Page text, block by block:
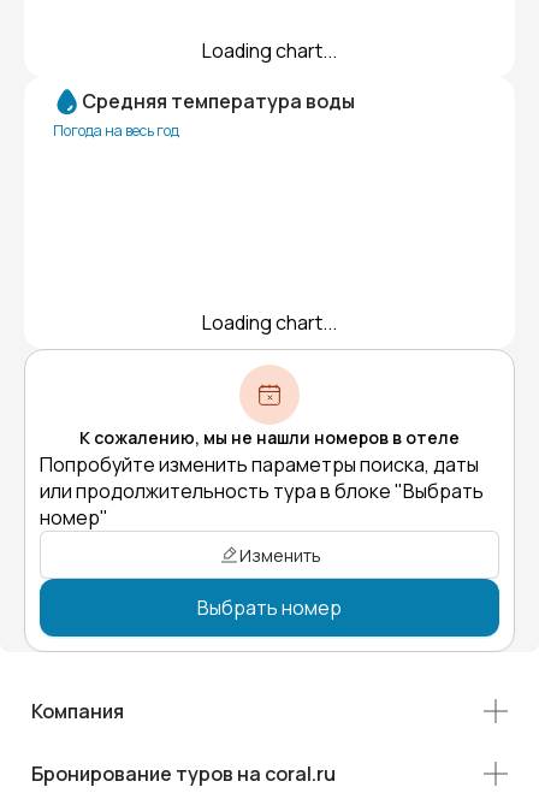
Loading chart...
Средняя температура воды
Погода на весь год
Loading chart...
К сожалению, мы не нашли номеров в отеле
Попробуйте изменить параметры поиска, даты
или продолжительность тура в блоке "Выбрать
номер"
Изменить
Выбрать номер
Компания
Бронирование туров на coral.ru